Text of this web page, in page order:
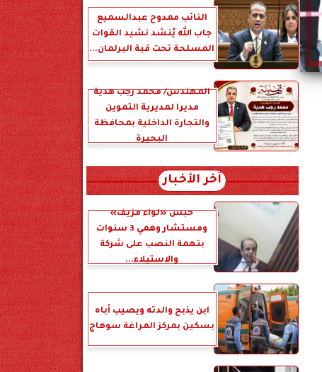
النائب ممدوح عبدالسميع
جاب الله يُنشد نشيد القوات
المسلحة تحت قبة البرلمان...
المهندس/ محمد رجب هدية
مديرا لمديرية التموين
والتجارة الداخلية بمحافظة
البحيرة
آخر الأخبار
حبس «لواء مزيف»
ومستشار وهمي 3 سنوات
بتهمة النصب على شركة
والاستيلاء...
ابن يذبح والدته ويصيب أباه
بسكين بمركز المراغة سوهاج